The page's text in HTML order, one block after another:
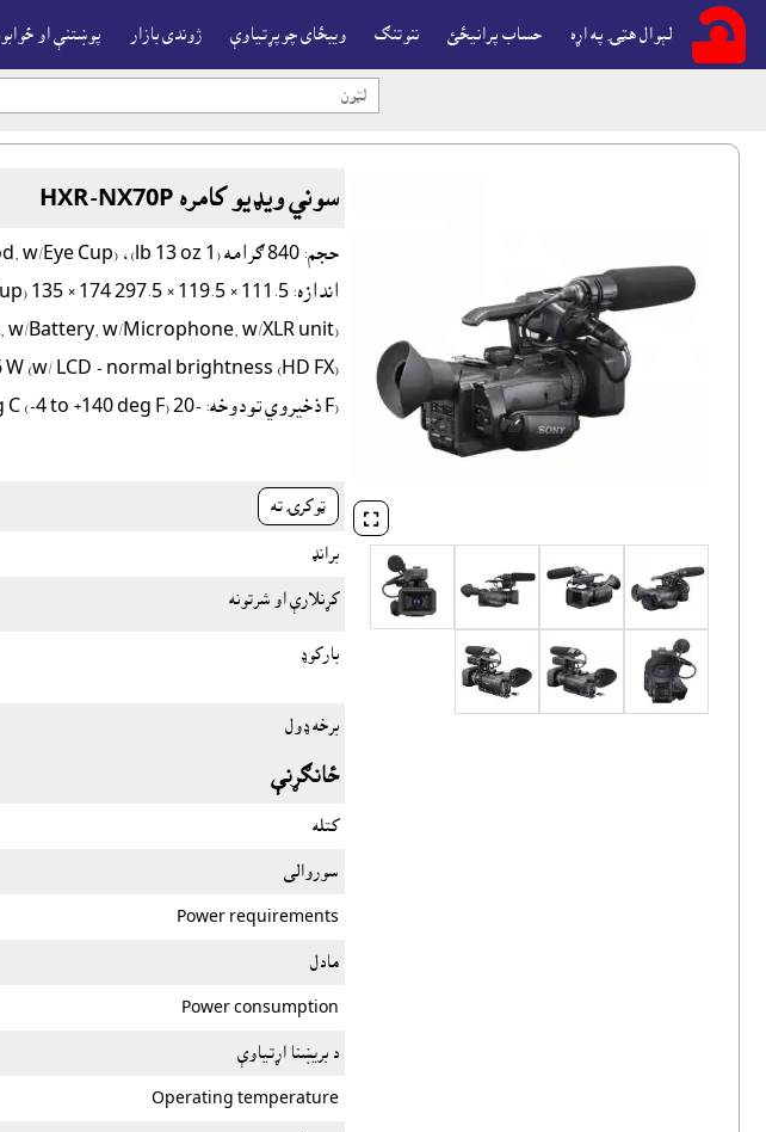
لېوال هټۍ په اړه حساب پرانيځئ ننوتنګ ويبځاى چوپړتياوې ژوندى بازار پوښتنې او

سوني ويډيو کامره HXR-NX70P
F) ذخيروي تودوخه: -20 to +60 deg C (-4 to +140 deg F) دوامداره ثبت کولو وخت: 220 min (VF), 215 min (LCD)
ټوکرۍ ته
برانډ
کړنلارې او شرتونه
بارکوډ
برخه ډول
ځانګړنې
کتله
سوروالى
Power requirements
مادل
Power consumption
د بریښنا اړتیاوې
Operating temperature